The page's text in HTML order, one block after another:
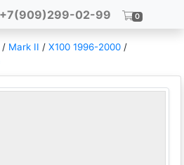
+7(909)299-02-99 0
/ Mark II / X100 1996-2000 /